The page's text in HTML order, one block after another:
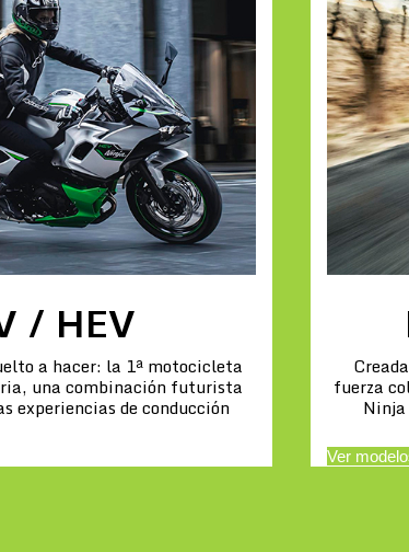
/ HEV
a hacer: la 1ª motocicleta
una combinación futurista
experiencias de conducción
fuerza
Ver